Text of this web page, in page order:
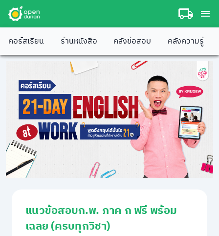
คอร์สเรียน ร้านหนังสือ คลังข้อสอบ คลังความรู้
แนวข้อสอบก.พ. ภาค ก ฟรี พร้อม
เฉลย (ครบทุกวิชา)